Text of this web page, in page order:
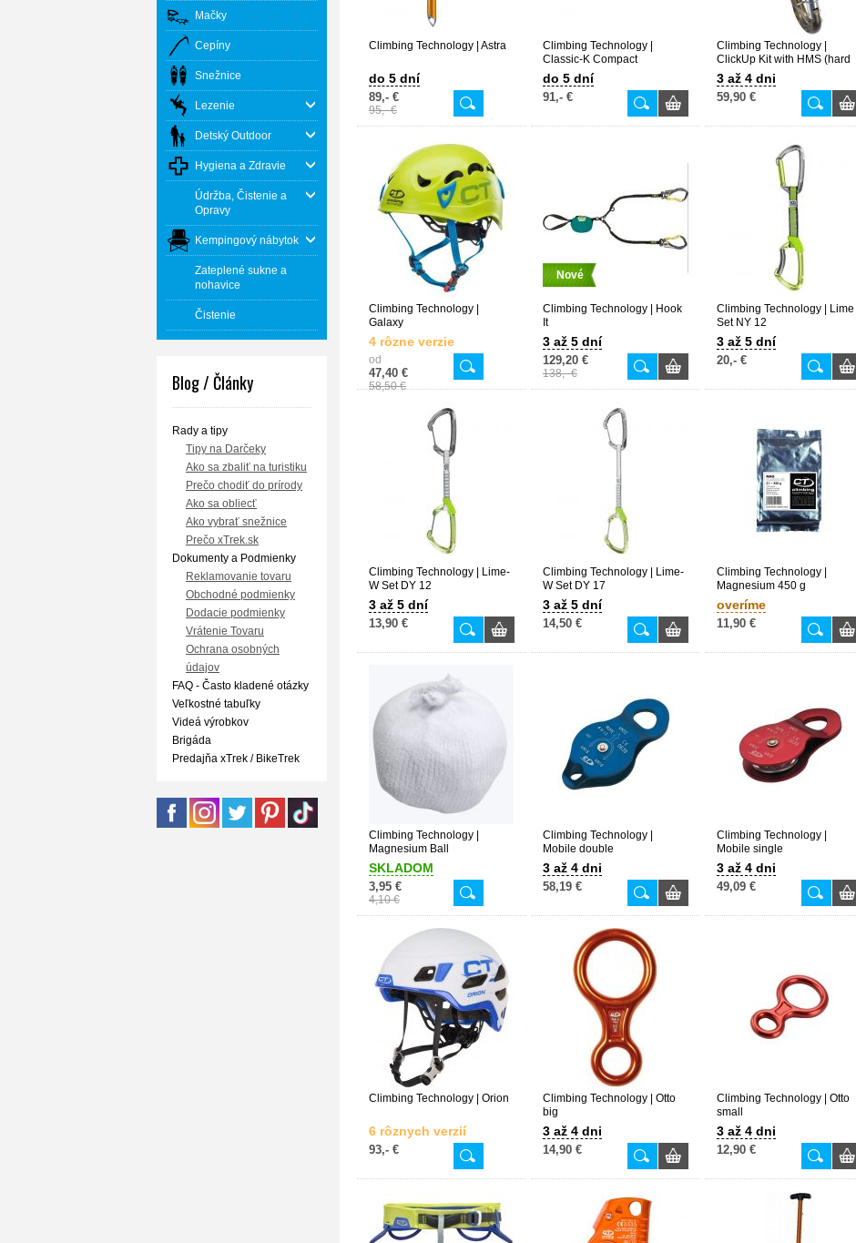
Mačky
Cepíny
Snežnice
Lezenie
Detský Outdoor
Hygiena a Zdravie
Údržba, Čistenie a
Opravy
Kempingový nábytok
Zateplené sukne a
nohavice
Čistenie
Blog / Články
Rady a tipy
Tipy na Darčeky
Ako sa zbaliť na turistiku
Prečo chodiť do prírody
Ako sa obliecť
Ako vybrať snežnice
Prečo xTrek.sk
Dokumenty a Podmienky
Reklamovanie tovaru
Obchodné podmienky
Dodacie podmienky
Vrátenie Tovaru
Ochrana osobných
údajov
FAQ - Často kladené otázky
Veľkostné tabuľky
Videá výrobkov
Brigáda
Predajňa xTrek / BikeTrek
Climbing Technology | Astra
do 5 dní
89,- €
95,- €
Climbing Technology |
Classic-K Compact
do 5 dní
91,- €
Climbing Technology |
ClickUp Kit with HMS (hard
anodizing)
3 až 4 dni
59,90 €
Climbing Technology |
Galaxy
4 rôzne verzie
od
47,40 €
58,50 €
Nové
Climbing Technology | Hook
It
3 až 5 dní
129,20 €
138,- €
Climbing Technology | Lime
Set NY 12
3 až 5 dní
20,- €
Climbing Technology | Lime-
W Set DY 12
3 až 5 dní
13,90 €
Climbing Technology | Lime-
W Set DY 17
3 až 5 dní
14,50 €
Climbing Technology |
Magnesium 450 g
overíme
11,90 €
Climbing Technology |
Magnesium Ball
SKLADOM
3,95 €
4,10 €
Climbing Technology |
Mobile double
3 až 4 dni
58,19 €
Climbing Technology |
Mobile single
3 až 4 dni
49,09 €
Climbing Technology | Orion
6 rôznych verzií
93,- €
Climbing Technology | Otto
big
3 až 4 dni
14,90 €
Climbing Technology | Otto
small
3 až 4 dni
12,90 €